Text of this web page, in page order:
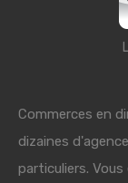
Commerces en
dizaines
particuliers.